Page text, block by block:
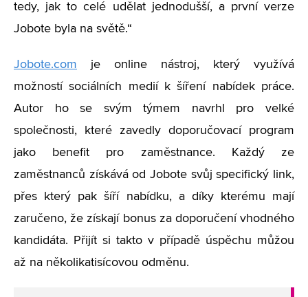
tedy, jak to celé udělat jednodušší, a první verze
Jobote byla na světě.“
Jobote.com je online nástroj, který využívá
možností sociálních medií k šíření nabídek práce.
Autor ho se svým týmem navrhl pro velké
společnosti, které zavedly doporučovací program
jako benefit pro zaměstnance. Každý ze
zaměstnanců získává od Jobote svůj specifický link,
přes který pak šíří nabídku, a díky kterému mají
zaručeno, že získají bonus za doporučení vhodného
kandidáta. Přijít si takto v případě úspěchu můžou
až na několikatisícovou odměnu.